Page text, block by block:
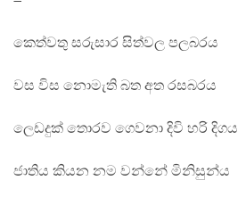
කෙත්වතු සරුසාර සිත්වල පලබරය
වස විස නොමැති බත අත රසබරය
ලෙඩදුක් තොරව ගෙවනා දිවි හරි දිගය
ජාතිය කියන නම වන්නේ මිනිසුන්ය